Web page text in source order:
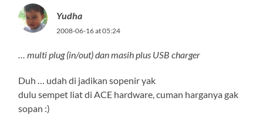
Yudha
2008-06-16 at 05:24
… multi plug (in/out) dan masih plus USB charger
Duh … udah di jadikan sopenir yak
dulu sempet liat di ACE hardware, cuman harganya gak
sopan :)